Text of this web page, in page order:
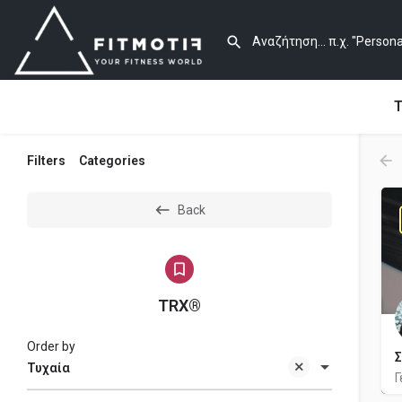
Filters Categories
Back
TRX®
Τυχαία
Order by